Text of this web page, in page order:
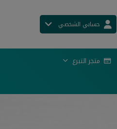
حسابي الشخصي
متجر التبرع